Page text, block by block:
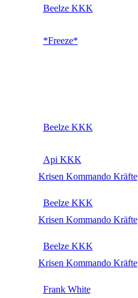
Beelze KKK
*Freeze*
Beelze KKK
Api KKK
Krisen Kommando Kräfte
Beelze KKK
Krisen Kommando Kräfte
Beelze KKK
Krisen Kommando Kräfte
Frank White